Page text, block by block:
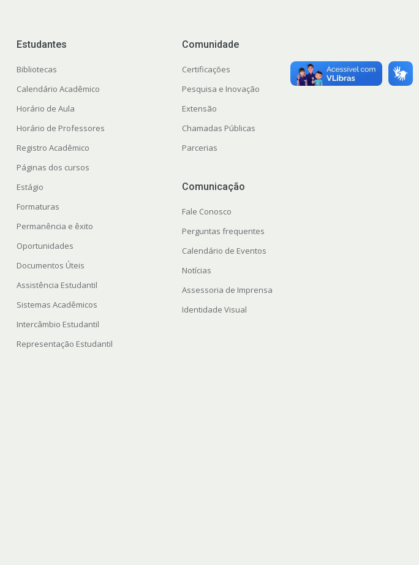
Estudantes
Bibliotecas
Calendário Acadêmico
Horário de Aula
Horário de Professores
Registro Acadêmico
Páginas dos cursos
Estágio
Formaturas
Permanência e êxito
Oportunidades
Documentos Úteis
Assistência Estudantil
Sistemas Acadêmicos
Intercâmbio Estudantil
Representação Estudantil
Comunidade
Certificações
Pesquisa e Inovação
Extensão
Chamadas Públicas
Parcerias
Comunicação
Fale Conosco
Perguntas frequentes
Calendário de Eventos
Notícias
Assessoria de Imprensa
Identidade Visual